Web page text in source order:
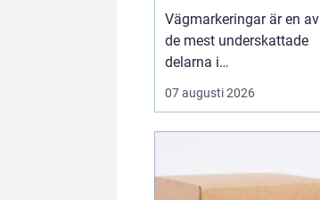
olyckor
Vägmarkeringar är en av
de mest underskattade
delarna i
trafiksäkerheten. De
syns överallt, men märks
Tydliga linjer hjälper
förare, cyklister och
07 augusti 2026